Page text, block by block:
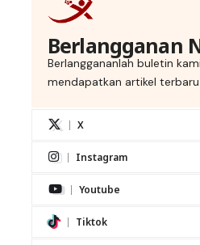
Berlangganan
Berlanggananlah buletin
mendapatkan artikel terbaru
X
Instagram
Youtube
Tiktok